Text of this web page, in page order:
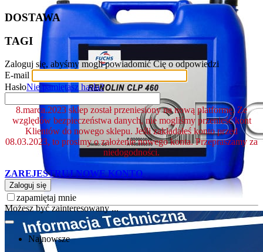
DOSTAWA
TAGI
Zaloguj się, abyśmy mogli powiadomić Cię o odpowiedzi
E-mail
HasłoNie pamiętasz hasła?
8.marca.2023 sklep został przeniesiony na nową platformę. Ze
względów bezpieczeństwa danych, nie mogliśmy przenieść kont
Klientów do nowego sklepu. Jeśli zakładałeś konto przed
08.03.2023, to prosimy o założenie nowego konta. Przepraszamy za
niedogodności.
ZAREJESTRUJ NOWE KONTO
Zaloguj się
zapamiętaj mnie
Możesz być zainteresowany ...
Najnowsze